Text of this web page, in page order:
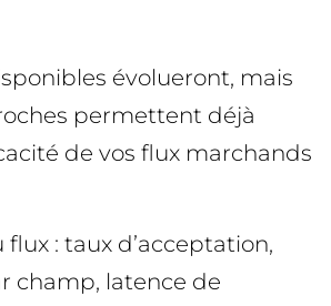
évolueront, mais
permettent déjà
de vos flux marchands
: taux d’acceptation,
champ, latence de